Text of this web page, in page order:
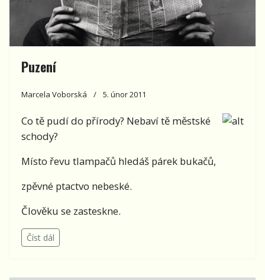
Puzení
Marcela Voborská 5. únor 2011
Co tě pudí do přírody? Nebaví tě městské
schody?
Místo řevu tlampačů hledáš párek bukačů,
zpěvné ptactvo nebeské.
Člověku se zasteskne.
Číst dál